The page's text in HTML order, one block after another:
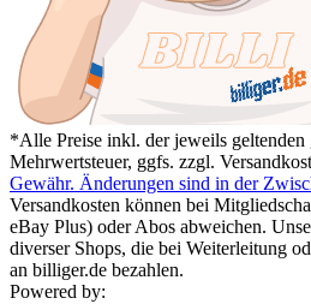
*Alle Preise inkl. der jeweils geltenden
Mehrwertsteuer, ggfs. zzgl.
Gewähr. Änderungen sind in der
Versandkosten können bei
eBay Plus) oder Abos abweichen.
diverser Shops, die bei Weiterleitung
an billiger.de bezahlen.
Powered by: